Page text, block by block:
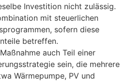
Investition nicht zulässig.
mit steuerlichen
sofern diese
betreffen.
auch Teil einer
sein, die mehrere
Wärmepumpe, PV und